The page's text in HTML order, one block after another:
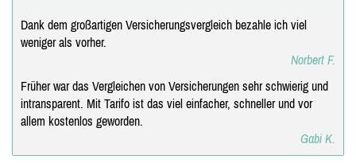
Dank dem großartigen Versicherungsvergleich bezahle ich viel
weniger als vorher.
Norbert F.
Früher war das Vergleichen von Versicherungen sehr schwierig und
intransparent. Mit Tarifo ist das viel einfacher, schneller und vor
allem kostenlos geworden.
Gabi K.